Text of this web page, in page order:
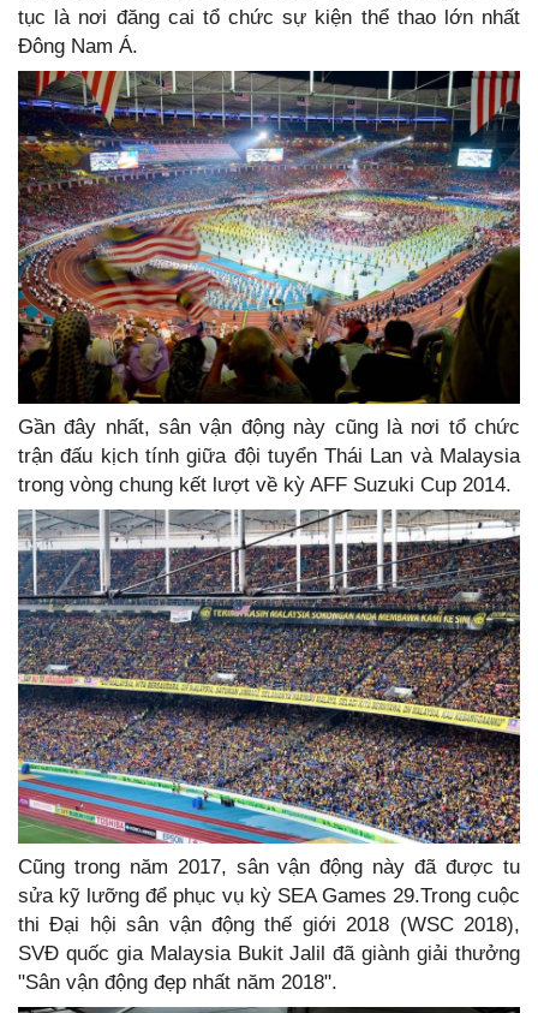
tục là nơi đăng cai tổ chức sự kiện thể thao lớn nhất
Đông Nam Á.
Gần đây nhất, sân vận động này cũng là nơi tổ chức
trận đấu kịch tính giữa đội tuyển Thái Lan và Malaysia
trong vòng chung kết lượt về kỳ AFF Suzuki Cup 2014.
Cũng trong năm 2017, sân vận động này đã được tu
sửa kỹ lưỡng để phục vụ kỳ SEA Games 29.Trong cuộc
thi Đại hội sân vận động thế giới 2018 (WSC 2018),
SVĐ quốc gia Malaysia Bukit Jalil đã giành giải thưởng
"Sân vận động đẹp nhất năm 2018".